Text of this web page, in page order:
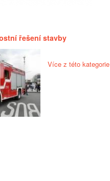
řešení stavby
Více z této kategorie